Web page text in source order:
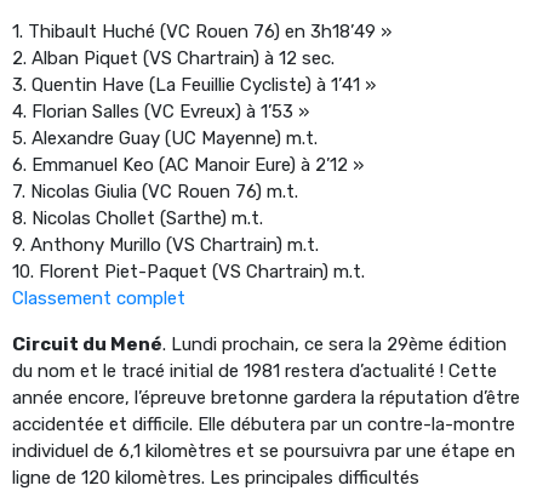
1. Thibault Huché (VC Rouen 76) en 3h18’49 »
2. Alban Piquet (VS Chartrain) à 12 sec.
3. Quentin Have (La Feuillie Cycliste) à 1’41 »
4. Florian Salles (VC Evreux) à 1’53 »
5. Alexandre Guay (UC Mayenne) m.t.
6. Emmanuel Keo (AC Manoir Eure) à 2’12 »
7. Nicolas Giulia (VC Rouen 76) m.t.
8. Nicolas Chollet (Sarthe) m.t.
9. Anthony Murillo (VS Chartrain) m.t.
10. Florent Piet-Paquet (VS Chartrain) m.t.
Classement complet
Circuit du Mené. Lundi prochain, ce sera la 29ème édition
du nom et le tracé initial de 1981 restera d’actualité ! Cette
année encore, l’épreuve bretonne gardera la réputation d’être
accidentée et difficile. Elle débutera par un contre-la-montre
individuel de 6,1 kilomètres et se poursuivra par une étape en
ligne de 120 kilomètres. Les principales difficultés